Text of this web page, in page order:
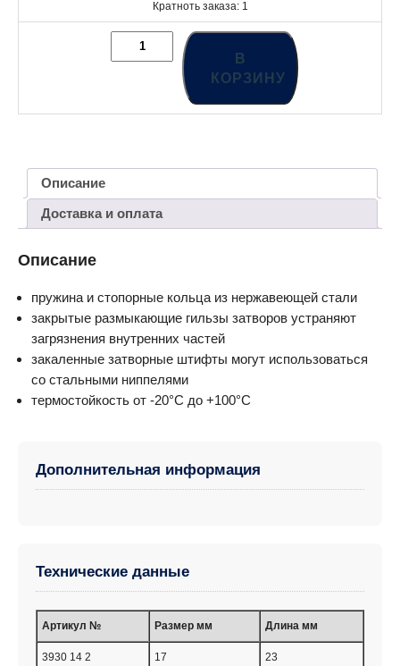
Кратноть заказа: 1
В
КОРЗИНУ
Описание
Доставка и оплата
Описание
пружина и стопорные кольца из нержавеющей стали
закрытые размыкающие гильзы затворов устраняют
загрязнения внутренних частей
закаленные затворные штифты могут использоваться
со стальными ниппелями
термостойкость от -20°C до +100°С
Дополнительная информация
Технические данные
Артикул № Размер мм Длина мм
3930 14 2 17 23